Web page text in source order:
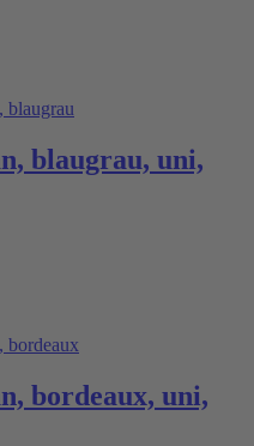
blaugrau, uni,
bordeaux, uni,